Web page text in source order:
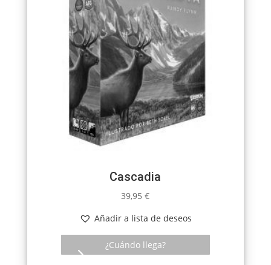
Cascadia
39,95€
Añadir a lista de deseos
¿Cuándo llega?